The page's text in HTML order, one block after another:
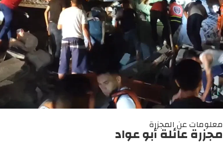
معلومات عن المجزرة
مجزرة عائلة أبو عواد